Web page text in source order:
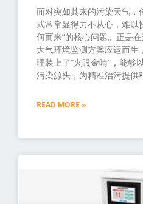
面对突如其来的污染天气，
式常常显得力不从心，难以
何而来”的核心问题。正是
大气环境监测方案应运而生
理装上了“火眼金睛”，能够
污染源头，为精准治污提供
READ MORE »